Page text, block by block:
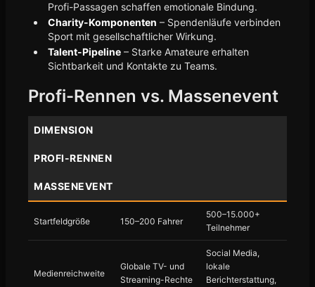
Profi-Passagen schaffen emotionale Bindung.
Charity-Komponenten – Spendenläufe verbinden
Sport mit gesellschaftlicher Wirkung.
Talent-Pipeline – Starke Amateure erhalten
Sichtbarkeit und Kontakte zu Teams.
Profi-Rennen vs. Massenevent
DIMENSION
PROFI-RENNEN
MASSENEVENT
Startfeldgröße 150–200 Fahrer
500–15.000+
Teilnehmer
Medienreichweite
Globale TV- und
Streaming-Rechte
Social Media,
lokale
Berichterstattung,